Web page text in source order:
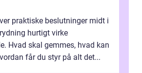
praktiske beslutninger midt i
hurtigt virke
Hvad skal gemmes, hvad kan
får du styr på alt det...